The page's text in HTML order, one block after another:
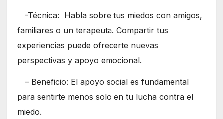
-Técnica: Habla sobre tus miedos con amigos,
familiares o un terapeuta. Compartir tus
experiencias puede ofrecerte nuevas
perspectivas y apoyo emocional.
– Beneficio: El apoyo social es fundamental
para sentirte menos solo en tu lucha contra el
miedo.